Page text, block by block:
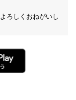
よろしくおねがいし